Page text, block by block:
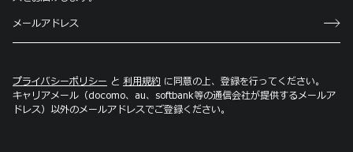
プライバシーポリシー と 利用規約 に同意の上、登録を行ってください。
キャリアメール（docomo、au、softbank等の通信会社が提供するメールア
ドレス）以外のメールアドレスでご登録ください。